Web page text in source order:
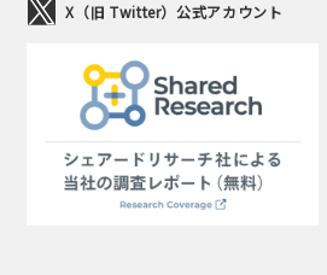
X（旧 Twitter）公式アカウント